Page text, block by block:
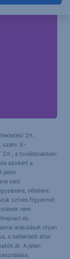
Zrt.
szám: E-
a továbbiakban:
azokért a
jelen
való
vételére,
szíves figyelmét
nem
és
alakulását olyan
a befektető által
át. A jelen